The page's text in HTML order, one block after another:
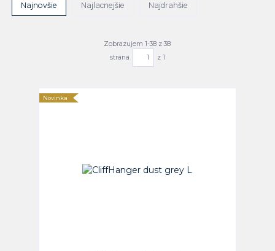
Najnovšie Najlacnejšie Najdrahšie
Zobrazujem 1-38 z 38
strana
z 1
Novinka